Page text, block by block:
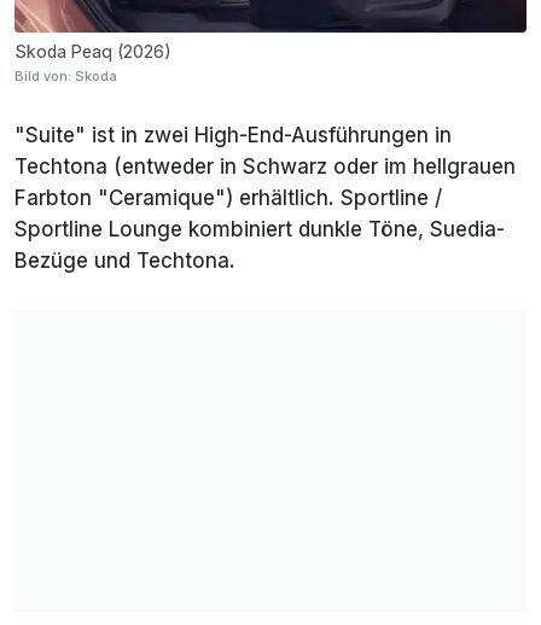
Skoda Peaq (2026)
Bild von: Skoda
"Suite" ist in zwei High-End-Ausführungen in
Techtona (entweder in Schwarz oder im hellgrauen
Farbton "Ceramique") erhältlich. Sportline /
Sportline Lounge kombiniert dunkle Töne, Suedia-
Bezüge und Techtona.